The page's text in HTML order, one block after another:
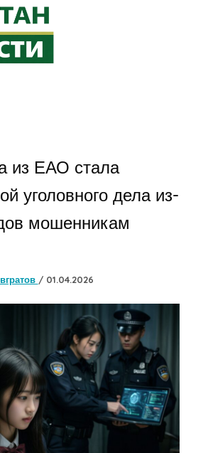
из ЕАО стала
уголовного дела из-
мошенникам
/ 01.04.2026